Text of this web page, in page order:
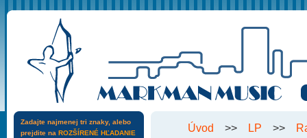
Úvod >> LP >>
Zadajte najmenej tri znaky, alebo
prejdite na ROZŠÍRENÉ HĽADANIE